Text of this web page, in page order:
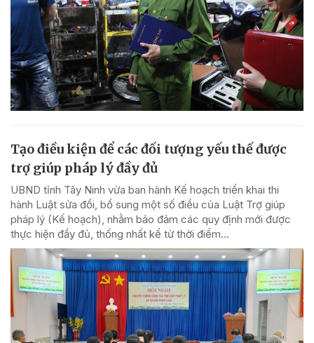
Tạo điều kiện để các đối tượng yếu thế được
trợ giúp pháp lý đầy đủ
UBND tỉnh Tây Ninh vừa ban hành Kế hoạch triển khai thi
hành Luật sửa đổi, bổ sung một số điều của Luật Trợ giúp
pháp lý (Kế hoạch), nhằm bảo đảm các quy định mới được
thực hiện đầy đủ, thống nhất kể từ thời điểm...